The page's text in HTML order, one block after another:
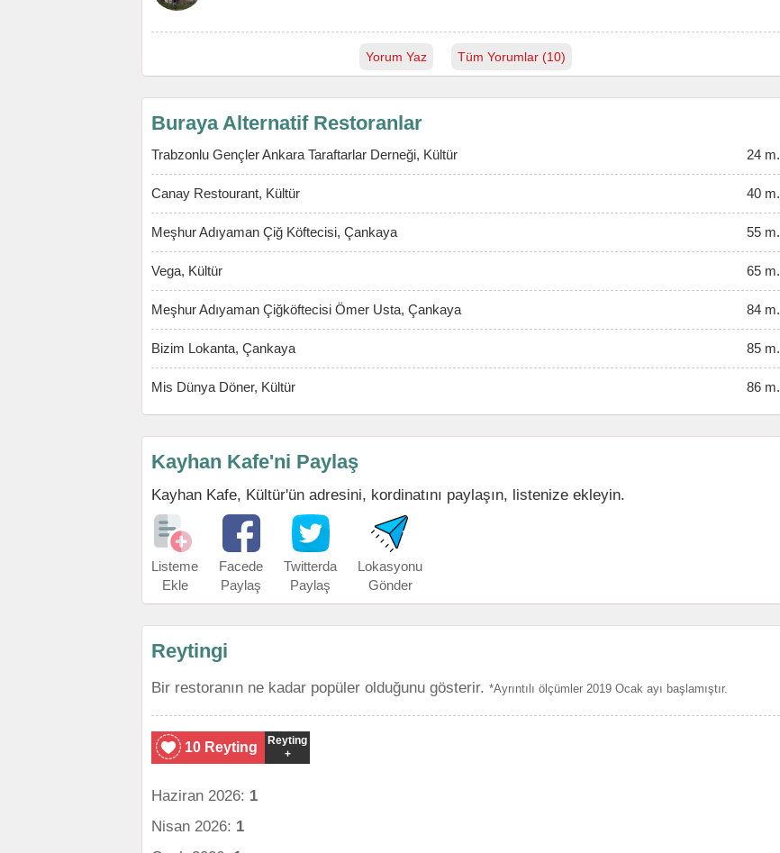
Yorum Yaz Tüm Yorumlar (10)
Buraya Alternatif Restoranlar
Trabzonlu Gençler Ankara Taraftarlar Derneği, Kültür 24 m.
Canay Restourant, Kültür 40 m.
Meşhur Adıyaman Çiğ Köftecisi, Çankaya 55 m.
Vega, Kültür 65 m.
Meşhur Adıyaman Çiğköftecisi Ömer Usta, Çankaya 84 m.
Bizim Lokanta, Çankaya 85 m.
Mis Dünya Döner, Kültür 86 m.
Kayhan Kafe'ni Paylaş
Kayhan Kafe, Kültür'ün adresini, kordinatını paylaşın, listenize ekleyin.
Listeme
Ekle
Facede
Paylaş
Twitterda
Paylaş
Lokasyonu
Gönder
Reytingi
Bir restoranın ne kadar popüler olduğunu gösterir. *Ayrıntılı ölçümler 2019 Ocak ayı başlamıştır.
10 Reyting
Reyting
+
Haziran 2026: 1
Nisan 2026: 1